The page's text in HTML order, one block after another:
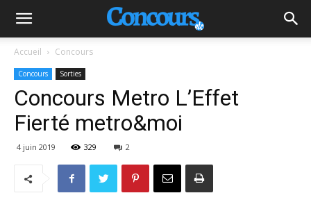
Accueil Concours
Concours Sorties
Concours Metro L’Effet
Fierté metro&moi
4 juin 2019 329 2